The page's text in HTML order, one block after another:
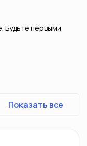
Будьте первыми.
Показать все